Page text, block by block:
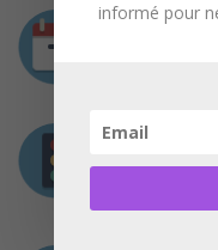
Durée
Prérequis
»
informé pour